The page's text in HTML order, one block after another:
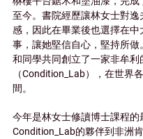
至今。書院經歷讓林女士對
感，因此在畢業後也選擇在
事，讓她堅信自心，堅持所
和同學共同創立了一家非牟利
（Condition_Lab），在世界
間。
今年是林女士修讀博士課程
Condition_Lab的夥伴到非洲